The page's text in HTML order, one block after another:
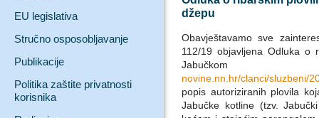
EU legislativa
Stručno osposobljavanje
Publikacije
Politika zaštite privatnosti
korisnika
džepu
Obavještavamo sve
112/19 objavljena Odluka o
novine.nn.hr/clanci/sluzbeni/
popis autoriziranih plovila
Jabučke kotline (tzv.